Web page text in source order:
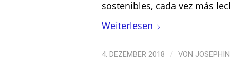
sostenibles, cada vez más
Weiterlesen
4. DEZEMBER 2018 / VON JOSEPHIN